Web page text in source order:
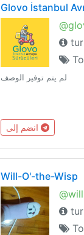
Glovo İstanbul
لم يتم توفير الوصف
Will-O'-the-Wisp